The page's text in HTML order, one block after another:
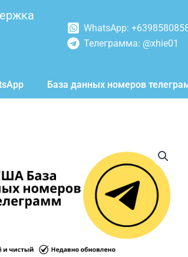
WhatsApp:
Телеграмма: @xhie01
База данных номеров